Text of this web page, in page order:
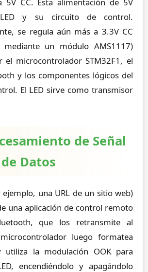
y su circuito de control.
se regula aún más a 3.3V CC
un módulo AMS1117)
el microcontrolador STM32F1, el
y los componentes lógicos del
El LED sirve como transmisor
de Señal
Datos
una URL de un sitio web)
una aplicación de control remoto
que los retransmite al
luego formatea
utiliza la modulación OOK para
encendiéndolo y apagándolo